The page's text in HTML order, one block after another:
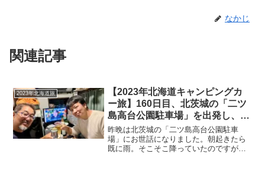
なかじ
関連記事
2023年北海道旅
【2023年北海道キャンピングカ
ー旅】160日目、北茨城の「二ツ
島高台公園駐車場」を出発し、つ
くば市へ寄り、今日は千葉県佐倉
市まで
昨晩は北茨城の「二ツ島高台公園駐車
場」にお世話になりました。朝起きたら
既に雨。そこそこ降っていたのですが、